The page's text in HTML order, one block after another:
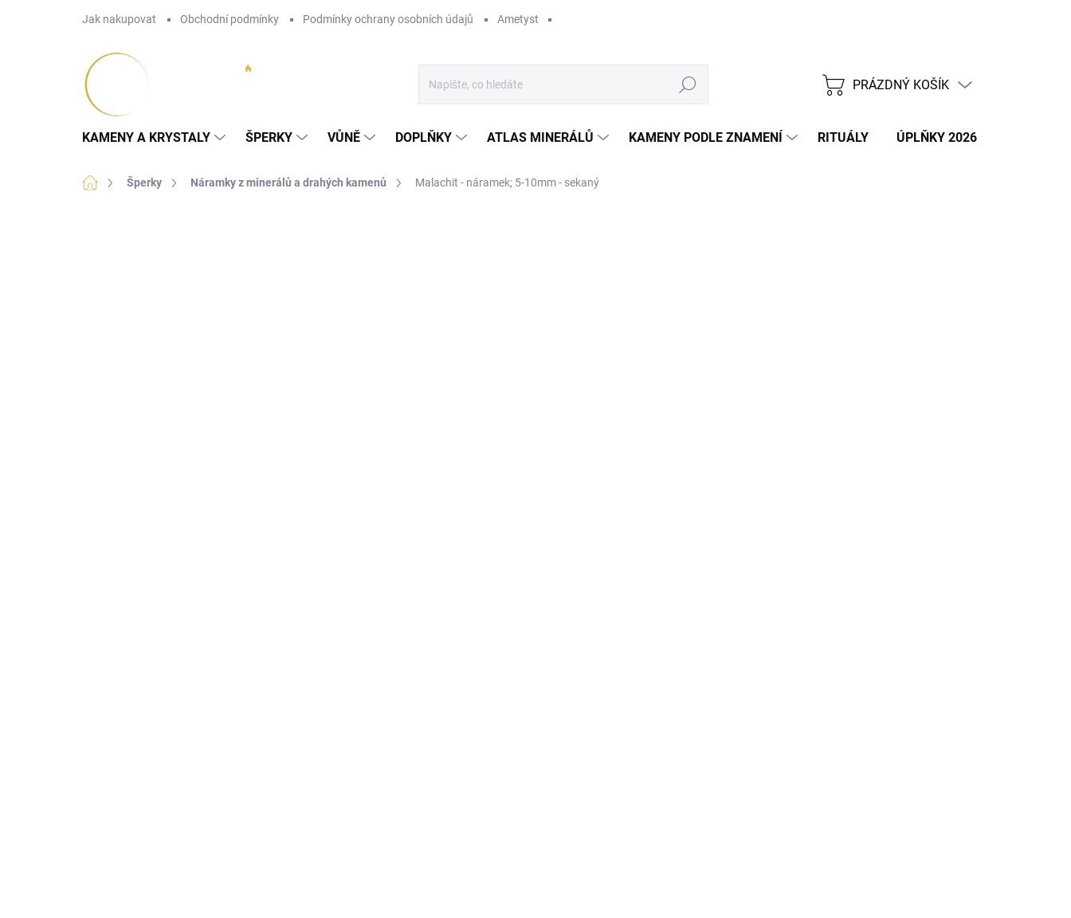
Jak nakupovat Obchodní podmínky Podmínky ochrany osobních údajů Ametyst
Hledat
NÁKUPNÍ
PRÁZDNÝ KOŠÍK
KAMENY A KRYSTALY ŠPERKY VŮNĚ DOPLŇKY ATLAS MINERÁLŮ KAMENY PODLE ZNAMENÍ RITUÁLY ÚPLŇKY 2026
Domů Šperky Náramky z minerálů a drahých kamenů Malachit - náramek; 5-10mm - sekaný